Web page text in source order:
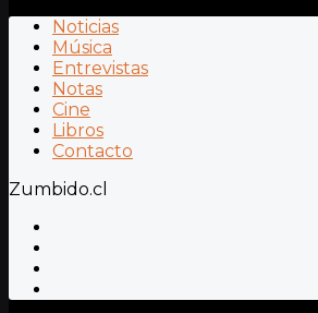
Noticias
Música
Entrevistas
Notas
Cine
Libros
Contacto
Zumbido.cl